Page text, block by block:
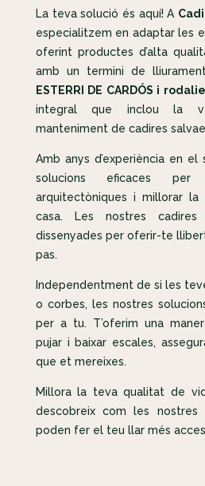
La teva solució és aquí! A
especialitzem en adaptar les
oferint productes d’alta
amb un termini de
ESTERRI DE CARDÓS i
integral que inclou la
manteniment de cadires
Amb anys d’experiència en
solucions eficaces per
arquitectòniques i millorar
casa. Les nostres cadires
dissenyades per oferir-te
pas.
Independentment de si les
o corbes, les nostres
per a tu. T’oferim una
pujar i baixar escales,
que et mereixes.
Millora la teva qualitat de
descobreix com les nostres
poden fer el teu llar més